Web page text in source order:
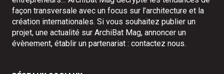
façon transversale avec un focus sur l’architecture et la
création internationales. Si vous souhaitez publier un
projet, une actualité sur ArchiBat Mag, annoncer un
évènement, établir un partenariat : contactez nous.